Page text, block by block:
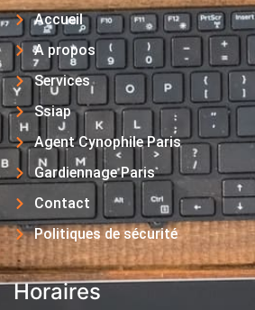
Accueil
A propos
Services
Ssiap
Agent Cynophile Paris
Gardiennage Paris
Contact
Politiques de sécurité
Horaires